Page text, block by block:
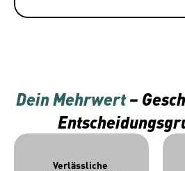
Dein Mehrwert –
Verlässliche